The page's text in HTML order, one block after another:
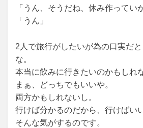
「うん、そうだね、休み作ってい
「うん」
2人で旅行がしたいが為の口実だ
な。
本当に飲みに行きたいのかもしれ
まぁ、どっちでもいいや。
両方かもしれないし。
行けば分かるのだから、行けばいい
そんな気がするのです。